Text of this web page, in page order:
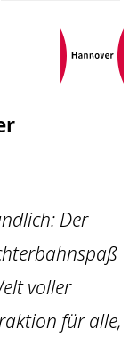
Der
voller
für alle,